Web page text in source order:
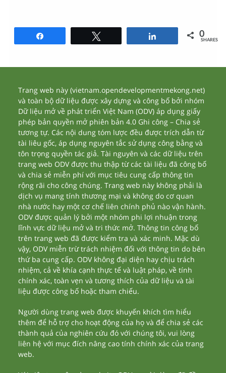
0
SHARES
Trang web này (vietnam.opendevelopmentmekong.net)
và toàn bộ dữ liệu được xây dựng và công bố bởi nhóm
Dữ liệu mở về phát triển Việt Nam (ODV) áp dụng giấy
phép bản quyền mở phiên bản 4.0 Ghi công – Chia sẻ
tương tự. Các nội dung tóm lược đều được trích dẫn từ
tài liêu gốc, áp dụng nguyên tắc sử dụng công bằng và
tôn trọng quyền tác giả. Tài nguyên và các dữ liệu trên
trang web ODV được thu thập từ các tài liệu đã công bố
và chia sẻ miễn phí với mục tiêu cung cấp thông tin
rộng rãi cho công chúng. Trang web này không phải là
dịch vụ mang tính thương mại và không do cơ quan
nhà nước hay một cơ chế liên chính phủ nào vận hành.
ODV được quản lý bởi một nhóm phi lợi nhuận trong
lĩnh vực dữ liệu mở và tri thức mở. Thông tin công bố
trên trang web đã được kiểm tra và xác minh. Mặc dù
vậy, ODV miễn trừ trách nhiệm đối với thông tin do bên
thứ ba cung cấp. ODV không đại diện hay chịu trách
nhiệm, cả về khía cạnh thực tế và luật pháp, về tính
chính xác, toàn vẹn và tương thích của dữ liệu và tài
liệu được công bố hoặc tham chiếu.
Người dùng trang web được khuyến khích tìm hiểu
thêm để hỗ trợ cho hoạt động của họ và để chia sẻ các
thành quả của nghiên cứu đó với chúng tôi, vui lòng
liên hệ với mục đích nâng cao tính chính xác của trang
web.